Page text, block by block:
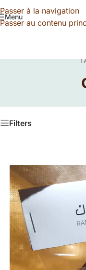
Passer à la navigation
Passer au contenu
Menu
Filters